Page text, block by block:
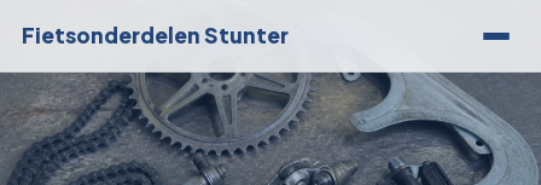
Fietsonderdelen Stunter